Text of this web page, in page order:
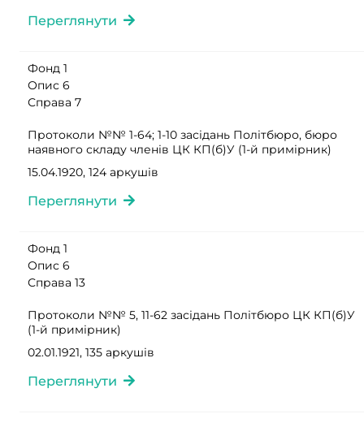
Переглянути
Фонд 1
Опис 6
Справа 7
Протоколи №№ 1-64; 1-10 засідань Політбюро, бюро
наявного складу членів ЦК КП(б)У (1-й примірник)
15.04.1920, 124 аркушів
Переглянути
Фонд 1
Опис 6
Справа 13
Протоколи №№ 5, 11-62 засідань Політбюро ЦК КП(б)У
(1-й примірник)
02.01.1921, 135 аркушів
Переглянути